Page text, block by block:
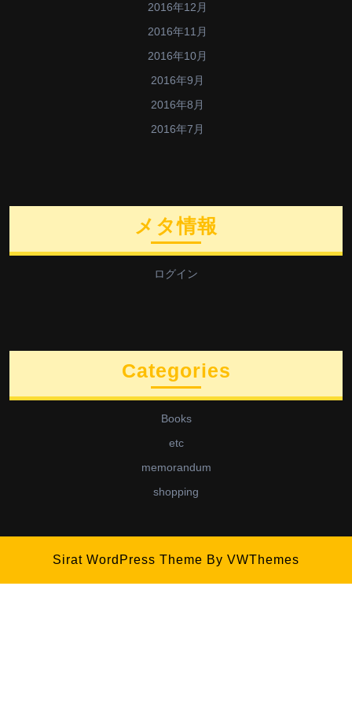
2016年12月
2016年11月
2016年10月
2016年9月
2016年8月
2016年7月
メタ情報
ログイン
Categories
Books
etc
memorandum
shopping
Sirat WordPress Theme By VWThemes